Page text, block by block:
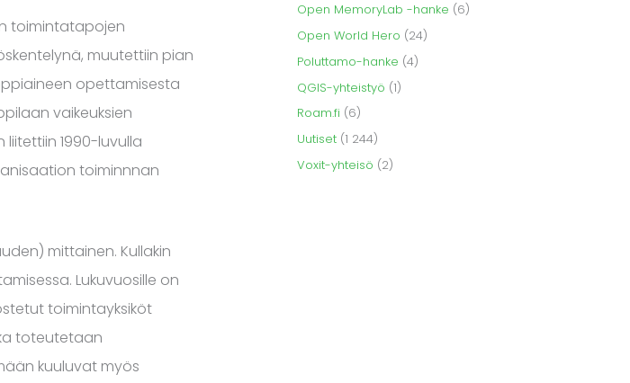
toimintatapojen
muutettiin pian
opettamisesta
vaikeuksien
1990-luvulla
toiminnnan
mittainen. Kullakin
Lukuvuosille on
toimintayksiköt
toteutetaan
kuuluvat myös
Open MemoryLab -hanke (6)
Open World Hero (24)
Poluttamo-hanke (4)
QGIS-yhteistyö (1)
Roam.fi (6)
Uutiset (1 244)
Voxit-yhteisö (2)